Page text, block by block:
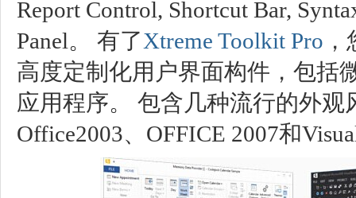
Report Control, Shortcut Bar,
Panel。 有了Xtreme Toolkit Pro
高度定制化用户界面构件，包括
应用程序。 包含几种流行的外观
Office2003、OFFICE 2007和